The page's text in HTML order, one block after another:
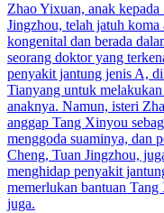
Zhao Yixuan, anak
Jingzhou, telah jatuh
kongenital dan berada
seorang doktor yang
penyakit jantung jenis A,
Tianyang untuk
anaknya. Namun, isteri
anggap Tang Xinyou
menggoda suaminya, dan
Cheng, Tuan Jingzhou,
menghidap penyakit
memerlukan bantuan
juga.